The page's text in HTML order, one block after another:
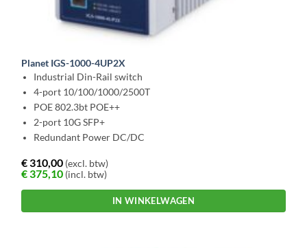
Planet IGS-1000-4UP2X
Industrial Din-Rail switch
4-port 10/100/1000/2500T
POE 802.3bt POE++
2-port 10G SFP+
Redundant Power DC/DC
€310,00 (excl. btw)
€375,10 (incl. btw)
IN WINKELWAGEN